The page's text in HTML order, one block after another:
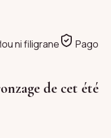
ni filigrane
Pago
de cet été